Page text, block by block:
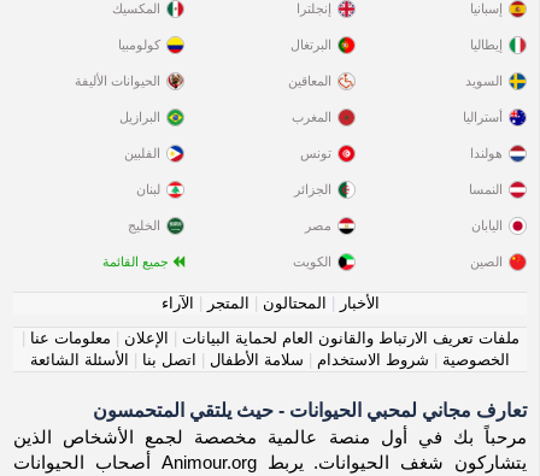
إسبانيا
إيطاليا
السويد
إنجلترا
البرتغال
المعاقين
المكسيك
كولومبيا
الحيوانات الأليفة
أستراليا
هولندا
النمسا
اليابان
الصين
المغرب
تونس
الجزائر
مصر
الكويت
البرازيل
الفلبين
لبنان
الخليج
جميع القائمة
الأخبار المحتالون المتجر
الآراء
ملفات تعريف الارتباط والقانون العام لحماية البيانات
الإعلان معلومات عنا
الخصوصية
شروط الاستخدام سلامة الأطفال اتصل بنا الأسئلة الشائعة
تعارف مجاني لمحبي الحيوانات - حيث يلتقي المتحمسون
مرحباً بك في أول منصة عالمية مخصصة لجمع الأشخاص الذين
يتشاركون شغف الحيوانات. يربط Animour.org أصحاب الحيوانات